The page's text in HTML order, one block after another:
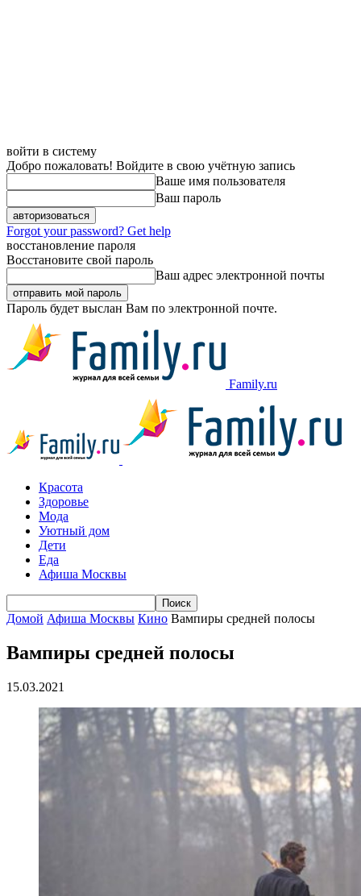
войти в систему
Добро пожаловать! Войдите в свою учётную запись
Ваше имя пользователя
Ваш пароль
Forgot your password? Get help
восстановление пароля
Восстановите свой пароль
Ваш адрес электронной почты
Пароль будет выслан Вам по электронной почте.
Family.ru
Красота
Здоровье
Мода
Уютный дом
Дети
Еда
Афиша Москвы
Домой Афиша Москвы Кино Вампиры средней полосы
Вампиры средней полосы
15.03.2021